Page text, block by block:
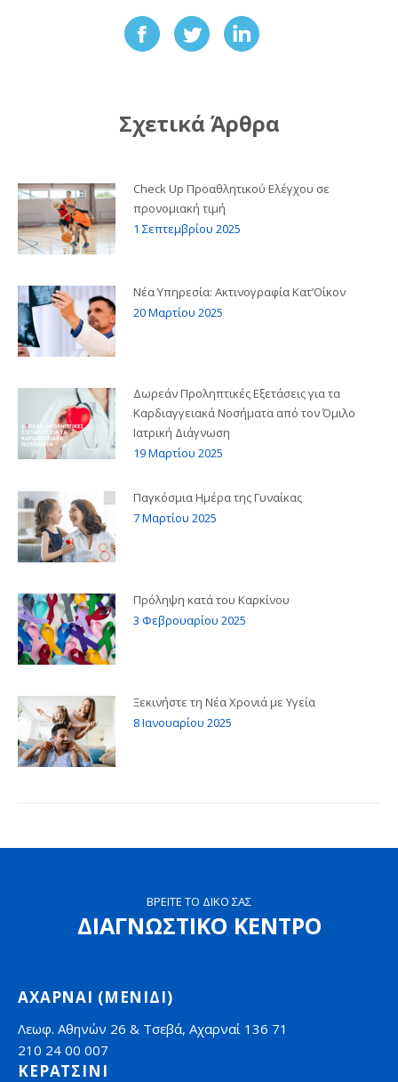
ShareShareShare
Σχετικά Άρθρα
Check Up Προαθλητικού Ελέγχου σε
προνομιακή τιμή
1 Σεπτεμβρίου 2025
Νέα Υπηρεσία: Ακτινογραφία Κατ’Οίκον
20 Μαρτίου 2025
Δωρεάν Προληπτικές Εξετάσεις για τα
Καρδιαγγειακά Νοσήματα από τον Όμιλο
Ιατρική Διάγνωση
19 Μαρτίου 2025
Παγκόσμια Ημέρα της Γυναίκας
7 Μαρτίου 2025
Πρόληψη κατά του Καρκίνου
3 Φεβρουαρίου 2025
Ξεκινήστε τη Νέα Χρονιά με Υγεία
8 Ιανουαρίου 2025
ΒΡΕΙΤΕ ΤΟ ΔΙΚΟ ΣΑΣ
ΔΙΑΓΝΩΣΤΙΚΟ ΚΕΝΤΡΟ
ΑΧΑΡΝΑΙ (ΜΕΝΙΔΙ)
Λεωφ. Αθηνών 26 & Τσεβά, Αχαρναί 136 71
210 24 00 007
ΚΕΡΑΤΣΙΝΙ